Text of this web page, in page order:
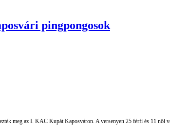
pingpongosok
meg az I. KAC Kupát Kaposváron. A versenyen 25 férfi és 11